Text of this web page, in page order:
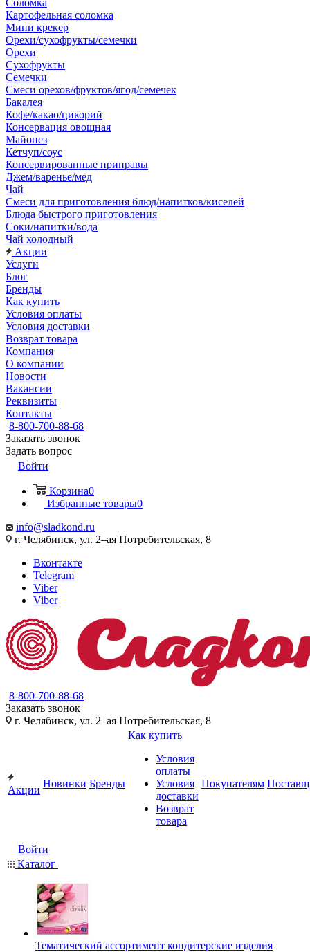
Соломка
Картофельная соломка
Мини крекер
Орехи/сухофрукты/семечки
Орехи
Сухофрукты
Семечки
Смеси орехов/фруктов/ягод/семечек
Бакалея
Кофе/какао/цикорий
Консервация овощная
Майонез
Кетчуп/соус
Консервированные приправы
Джем/варенье/мед
Чай
Смеси для приготовления блюд/напитков/киселей
Блюда быстрого приготовления
Соки/напитки/вода
Чай холодный
Акции
Услуги
Блог
Бренды
Как купить
Условия оплаты
Условия доставки
Возврат товара
Компания
О компании
Новости
Вакансии
Реквизиты
Контакты
8-800-700-88-68
Заказать звонок
Задать вопрос
Войти
Корзина0
Избранные товары0
info@sladkond.ru
г. Челябинск, ул. 2–ая Потребительская, 8
Вконтакте
Telegram
Viber
Viber
8-800-700-88-68
Заказать звонок
г. Челябинск, ул. 2–ая Потребительская, 8
Акции
Новинки Бренды
Как купить
Условия
оплаты
Условия
доставки
Возврат
товара
Покупателям
Войти
Каталог
Тематический ассортимент кондитерские изделия